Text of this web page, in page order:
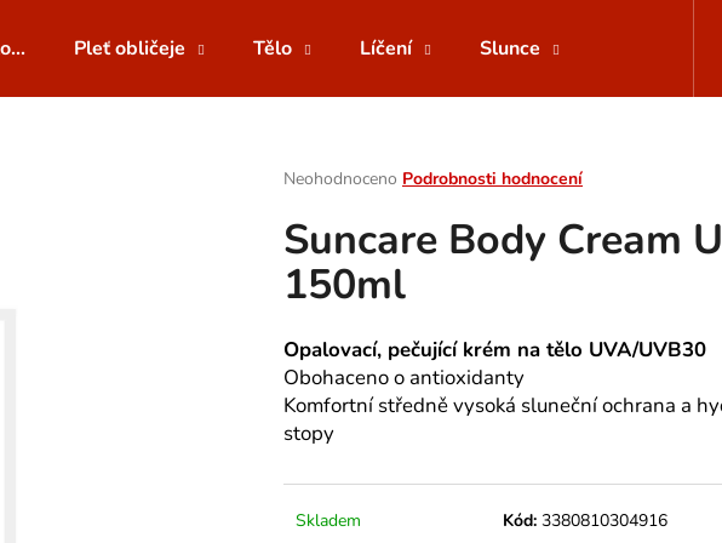
Pleť obličeje Tělo Líčení Slunce
Průměrné
produktu
je
0,0
z
hvězdiček.
Neohodnoceno Podrobnosti hodnocení
Suncare Body Cream
150ml
Opalovací, pečující krém na tělo UVA/UVB30
Obohaceno o antioxidanty
Komfortní středně vysoká sluneční ochrana a
stopy
Skladem Kód: 3380810304916
HLEDAT